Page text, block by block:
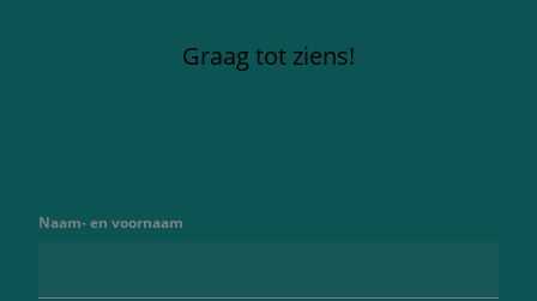
Graag tot ziens!
Naam- en voornaam